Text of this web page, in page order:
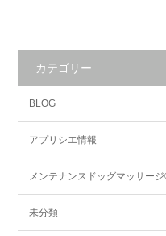
カテゴリー
BLOG
アプリシエ情報
メンテナンスドッグマッサー
未分類